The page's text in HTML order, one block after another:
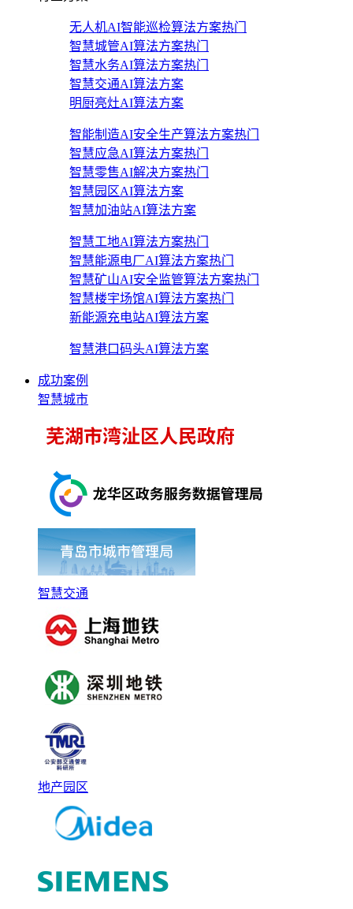
无人机AI智能巡检算法方案热门
智慧城管AI算法方案热门
智慧水务AI算法方案热门
智慧交通AI算法方案
明厨亮灶AI算法方案
智能制造AI安全生产算法方案热门
智慧应急AI算法方案热门
智慧零售AI解决方案热门
智慧园区AI算法方案
智慧加油站AI算法方案
智慧工地AI算法方案热门
智慧能源电厂AI算法方案热门
智慧矿山AI安全监管算法方案热门
智慧楼宇场馆AI算法方案热门
新能源充电站AI算法方案
智慧港口码头AI算法方案
成功案例
智慧城市
智慧交通
地产园区